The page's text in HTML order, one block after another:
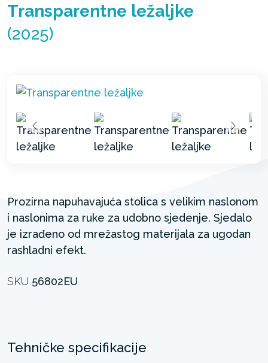
Transparentne ležaljke
(2025)
Prozirna napuhavajuća stolica s velikim naslonom
i naslonima za ruke za udobno sjedenje. Sjedalo
je izrađeno od mrežastog materijala za ugodan
rashladni efekt.
SKU 56802EU
Tehničke specifikacije